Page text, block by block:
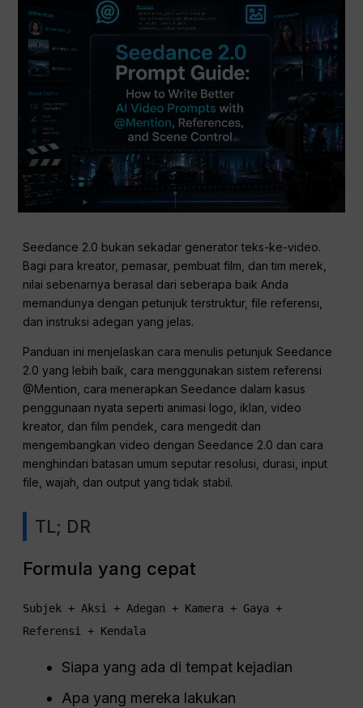
Seedance 2.0 bukan sekadar generator teks-ke-video.
Bagi para kreator, pemasar, pembuat film, dan tim merek,
nilai sebenarnya berasal dari seberapa baik Anda
memandunya dengan petunjuk terstruktur, file referensi,
dan instruksi adegan yang jelas.
Panduan ini menjelaskan cara menulis petunjuk Seedance
2.0 yang lebih baik, cara menggunakan sistem referensi
@Mention, cara menerapkan Seedance dalam kasus
penggunaan nyata seperti animasi logo, iklan, video
kreator, dan film pendek, cara mengedit dan
mengembangkan video dengan Seedance 2.0 dan cara
menghindari batasan umum seputar resolusi, durasi, input
file, wajah, dan output yang tidak stabil.
TL; DR
Formula yang cepat
Subjek + Aksi + Adegan + Kamera + Gaya +
Referensi + Kendala
Siapa yang ada di tempat kejadian
Apa yang mereka lakukan